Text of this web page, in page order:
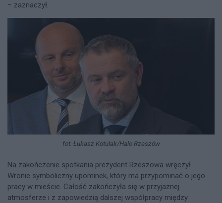
– zaznaczył.
fot. Łukasz Kotulak/Halo Rzeszów
Na zakończenie spotkania prezydent Rzeszowa wręczył
Wronie symboliczny upominek, który ma przypominać o jego
pracy w mieście. Całość zakończyła się w przyjaznej
atmosferze i z zapowiedzią dalszej współpracy między